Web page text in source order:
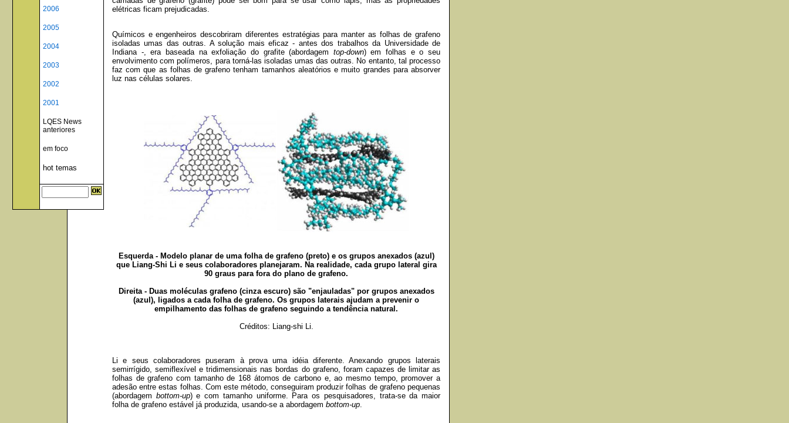
2006
2005
2004
2003
2002
2001
LQES News
anteriores
em foco
hot temas
elétricas ficam prejudicadas.
Químicos e engenheiros descobriram diferentes estratégias para manter as folhas de grafeno
isoladas umas das outras. A solução mais eficaz - antes dos trabalhos da Universidade de
Indiana -, era baseada na exfoliação do grafite (abordagem top-down) em folhas e o seu
envolvimento com polímeros, para torná-las isoladas umas das outras. No entanto, tal processo
faz com que as folhas de grafeno tenham tamanhos aleatórios e muito grandes para absorver
luz nas células solares.
Esquerda - Modelo planar de uma folha de grafeno (preto) e os grupos anexados (azul)
que Liang-Shi Li e seus colaboradores planejaram. Na realidade, cada grupo lateral gira
90 graus para fora do plano de grafeno.
Direita - Duas moléculas grafeno (cinza escuro) são "enjauladas" por grupos anexados
(azul), ligados a cada folha de grafeno. Os grupos laterais ajudam a prevenir o
empilhamento das folhas de grafeno seguindo a tendência natural.
Créditos: Liang-shi Li.
Li e seus colaboradores puseram à prova uma idéia diferente. Anexando grupos laterais
semirrígido, semiflexível e tridimensionais nas bordas do grafeno, foram capazes de limitar as
folhas de grafeno com tamanho de 168 átomos de carbono e, ao mesmo tempo, promover a
adesão entre estas folhas. Com este método, conseguiram produzir folhas de grafeno pequenas
(abordagem bottom-up) e com tamanho uniforme. Para os pesquisadores, trata-se da maior
folha de grafeno estável já produzida, usando-se a abordagem bottom-up